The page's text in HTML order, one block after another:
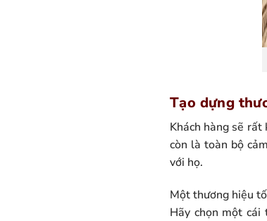
Tạo dựng
Khách hàng sẽ
còn là toàn bộ
với họ.
Một thương hiệu
Hãy chọn một